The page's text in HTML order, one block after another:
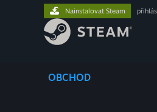
OBCHOD
Nainstalovat Steam